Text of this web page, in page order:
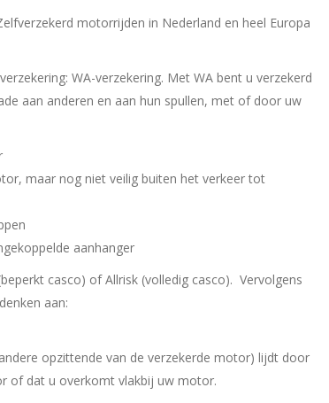
motorrijden in Nederland en heel Europa
WA-verzekering. Met WA bent u verzekerd
aan anderen en aan hun spullen, met of door uw
maar nog niet veilig buiten het verkeer tot
aanhanger
casco) of Allrisk (volledig casco). Vervolgens
aan:
opzittende van de verzekerde motor) lijdt door
of dat u overkomt vlakbij uw motor.